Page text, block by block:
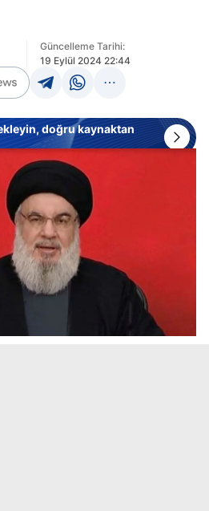
Güncelleme Tarihi:
19 Eylül 2024 22:44
doğru kaynaktan